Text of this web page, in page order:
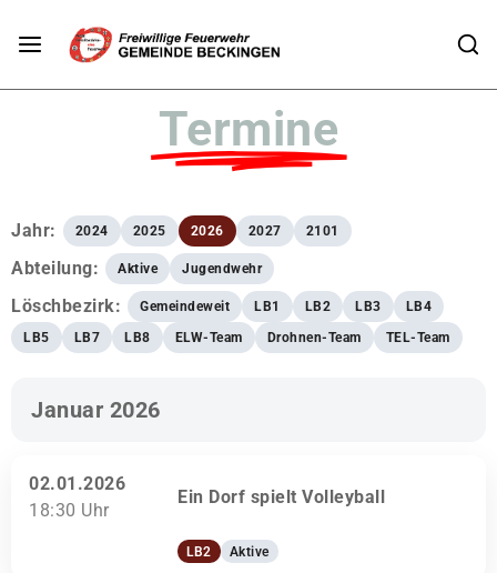
Termine
Jahr: 2024 2025 2026 2027 2101
Abteilung: Aktive Jugendwehr
Löschbezirk: Gemeindeweit LB1 LB2 LB3
LB4
LB5
LB7 LB8 ELW-Team Drohnen-Team TEL-Team
Januar 2026
02.01.2026
18:30 Uhr
Ein Dorf spielt Volleyball
LB2 Aktive